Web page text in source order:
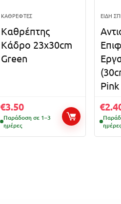
ΚΑΘΡΈΦΤΕΣ
Καθρέπτης
Κάδρο 23x30cm
Green
€3.50
Παράδοση σε 1–3
ημέρες
ΕΊΔΗ
Pink
€